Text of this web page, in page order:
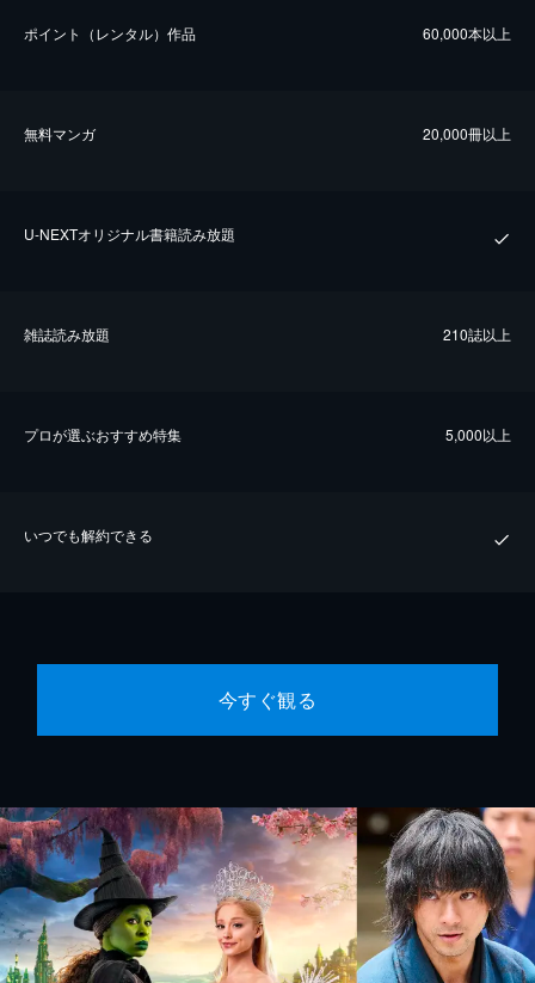
ポイント（レンタル）作品 60,000本以上
無料マンガ 20,000冊以上
U-NEXTオリジナル書籍読み放題
雑誌読み放題 210誌以上
プロが選ぶおすすめ特集 5,000以上
いつでも解約できる
今すぐ観る